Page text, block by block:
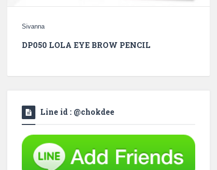
Sivanna
DP050 LOLA EYE BROW PENCIL
Line id : @chokdee